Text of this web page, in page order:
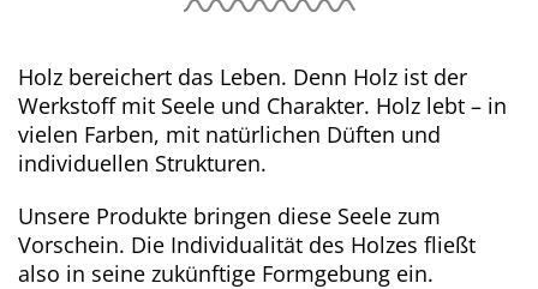
Holz bereichert das Leben. Denn Holz ist der
Werkstoff mit Seele und Charakter. Holz lebt – in
vielen Farben, mit natürlichen Düften und
individuellen Strukturen.
Unsere Produkte bringen diese Seele zum
Vorschein. Die Individualität des Holzes fließt
also in seine zukünftige Formgebung ein.